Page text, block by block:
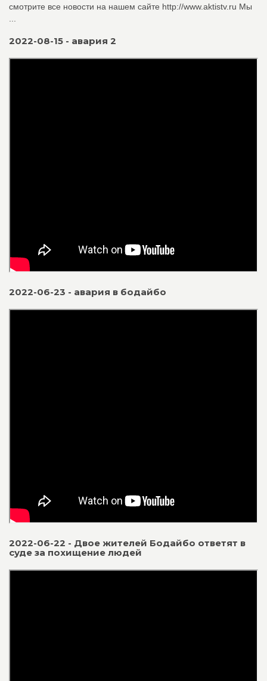
смотрите все новости на нашем сайте http://www.aktistv.ru Мы
2022-08-15 - авария 2
2022-06-23 - авария в бодайбо
2022-06-22 - Двое жителей Бодайбо ответят в
суде за похищение людей